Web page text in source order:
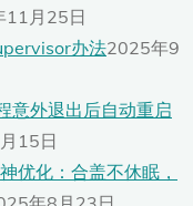
11月25日
办法2025年9
意外退出后自动重启
15日
优化：合盖不休眠，